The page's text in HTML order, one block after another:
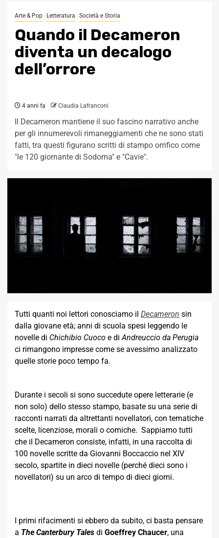
Arte & Pop Letteratura Società e Storia
Quando il Decameron
diventa un decalogo
dell’orrore
4 anni fa Claudia Lafranconi
Il Decameron mantiene il suo fascino narrativo anche
per gli innumerevoli rimaneggiamenti che ne sono stati
fatti, tra questi figurano scritti di stampo orrifico come
"le 120 giornante di Sodoma" e "Cavie".
Tutti quanti noi lettori conosciamo il Decameron sin
dalla giovane età; anni di scuola spesi leggendo le
novelle di Chichibio Cuoco e diAndreuccio da Perugia
ci rimangono impresse come se avessimo analizzato
quelle storie poco tempo fa.
Durante i secoli si sono succedute opere letterarie (e
non solo) dello stesso stampo, basate su una serie di
racconti narrati da altrettanti novellatori, con tematiche
scelte, licenziose, morali o comiche. Sappiamo tutti
che il Decameron consiste, infatti, in una raccolta di
100 novelle scritte da Giovanni Boccaccio nel XIV
secolo, spartite in dieci novelle (perché dieci sono i
novellatori) su un arco di tempo di dieci giorni.
I primi rifacimenti si ebbero da subito, ci basta pensare
a The Canterbury Tales di Goeffrey Chaucer, una